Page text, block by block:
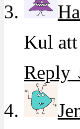
Kul
Reply